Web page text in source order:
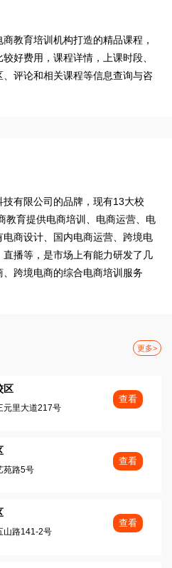
教育培训机构打造的精品课程，
好费用，课程详情，上课时段、
评论和相关课程等信息查询与咨
有限公司的品牌，现有13大校
教育提供电商培训、电商运营、电
商设计、国内电商运营、跨境电
播等，是市场上有能力研发了几
跨境电商的综合电商培训服务
更多>
区
元里大道217号
查看
苑路5号
查看
山路141-2号
查看